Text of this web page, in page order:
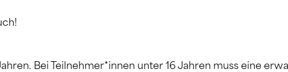
Bei Teilnehmer*innen unter 16 Jahren muss eine